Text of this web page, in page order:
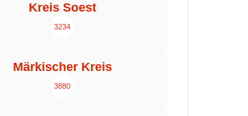
Kreis Soest
3234
Märkischer Kreis
3880